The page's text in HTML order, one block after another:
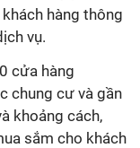
hàng thông
vụ.
cửa hàng
chung cư và gần
khoảng cách,
sắm cho khách